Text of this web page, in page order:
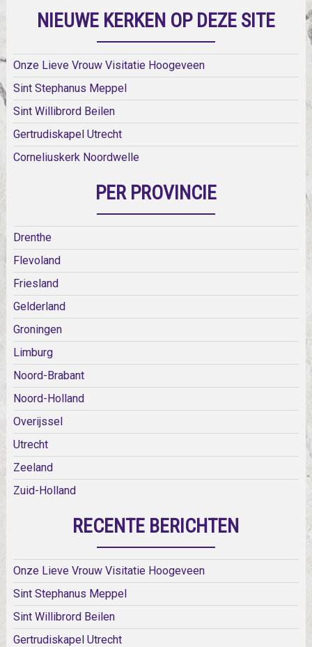
NIEUWE KERKEN OP DEZE SITE
Onze Lieve Vrouw Visitatie Hoogeveen
Sint Stephanus Meppel
Sint Willibrord Beilen
Gertrudiskapel Utrecht
Corneliuskerk Noordwelle
PER PROVINCIE
Drenthe
Flevoland
Friesland
Gelderland
Groningen
Limburg
Noord-Brabant
Noord-Holland
Overijssel
Utrecht
Zeeland
Zuid-Holland
RECENTE BERICHTEN
Onze Lieve Vrouw Visitatie Hoogeveen
Sint Stephanus Meppel
Sint Willibrord Beilen
Gertrudiskapel Utrecht